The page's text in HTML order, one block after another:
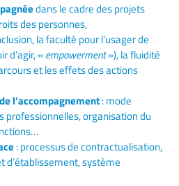
dans le cadre des projets
des personnes,
la faculté pour l’usager de
d’agir, « empowerment»), la fluidité
et les effets des actions
l’accompagnement: mode
professionnelles, organisation du
: processus de contractualisation,
d’établissement, système